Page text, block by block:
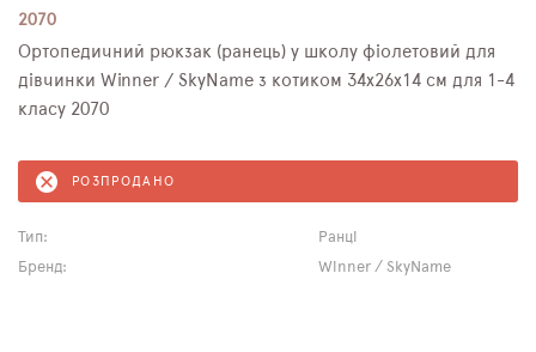
2070
Ортопедичний рюкзак (ранець) у школу фіолетовий для
дівчинки Winner / SkyName з котиком 34х26х14 см для 1-4
класу 2070
РОЗПРОДАНО
Тип:
Ранці
Бренд:
Winner / SkyName